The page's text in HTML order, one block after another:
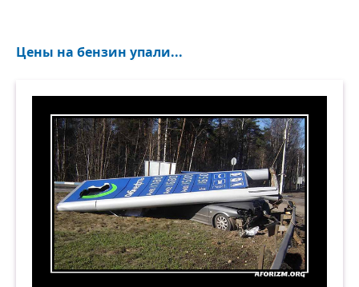
Цены на бензин упали...